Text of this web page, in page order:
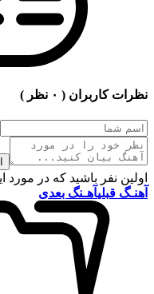
نظرات کاربران ( ۰ نظر )
اولین نفر باشید که در
آهنـگ قبلیآهـنگ بعدی